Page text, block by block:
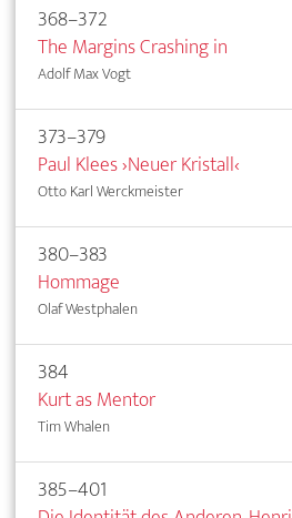
368–372
The Margins Crashing in
Adolf Max Vogt
373–379
Paul Klees ›Neuer Kristall‹
Otto Karl Werckmeister
380–383
Hommage
Olaf Westphalen
384
Kurt as Mentor
Tim Whalen
385–401